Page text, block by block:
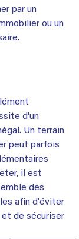
par un
ou un
d'un
Un terrain
peut parfois
il est
des
afin d'éviter
et de sécuriser